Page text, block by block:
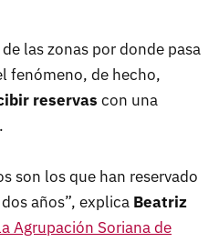
las zonas por donde pasa
fenómeno, de hecho,
reservas con una
son los que han reservado
años”, explica Beatriz
Agrupación Soriana de